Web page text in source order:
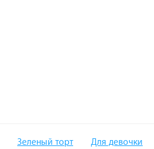
Зеленый торт Для девочки